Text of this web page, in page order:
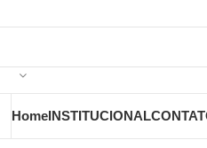
HomeINSTITUCIONAL